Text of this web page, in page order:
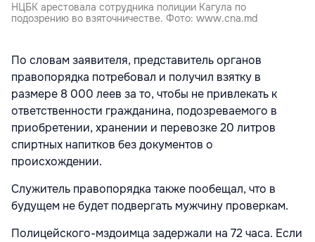
НЦБК арестовала сотрудника полиции Кагула по
подозрению во взяточничестве. Фото: www.cna.md
По словам заявителя, представитель органов
правопорядка потребовал и получил взятку в
размере 8 000 леев за то, чтобы не привлекать к
ответственности гражданина, подозреваемого в
приобретении, хранении и перевозке 20 литров
спиртных напитков без документов о
происхождении.
Служитель правопорядка также пообещал, что в
будущем не будет подвергать мужчину проверкам.
Полицейского-мздоимца задержали на 72 часа. Если